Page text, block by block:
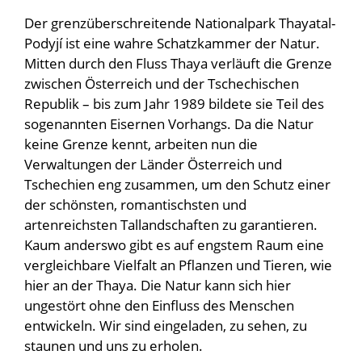
Der grenzüberschreitende Nationalpark Thayatal-
Podyjí ist eine wahre Schatzkammer der Natur.
Mitten durch den Fluss Thaya verläuft die Grenze
zwischen Österreich und der Tschechischen
Republik – bis zum Jahr 1989 bildete sie Teil des
sogenannten Eisernen Vorhangs. Da die Natur
keine Grenze kennt, arbeiten nun die
Verwaltungen der Länder Österreich und
Tschechien eng zusammen, um den Schutz einer
der schönsten, romantischsten und
artenreichsten Tallandschaften zu garantieren.
Kaum anderswo gibt es auf engstem Raum eine
vergleichbare Vielfalt an Pflanzen und Tieren, wie
hier an der Thaya. Die Natur kann sich hier
ungestört ohne den Einfluss des Menschen
entwickeln. Wir sind eingeladen, zu sehen, zu
staunen und uns zu erholen.